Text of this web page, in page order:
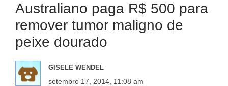
Australiano paga R$ 500 para
remover tumor maligno de
peixe dourado
GISELE WENDEL
setembro 17, 2014, 11:08 am